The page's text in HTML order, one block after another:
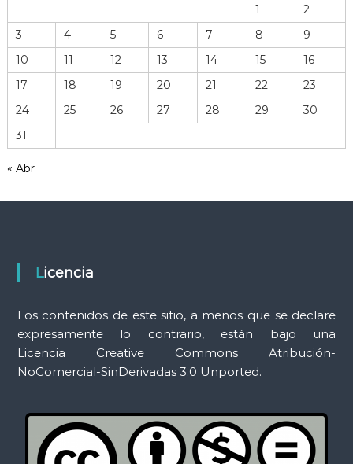
o
h
r
m
i
n
1
2
3
4 5 6 7 8
9
10
11 12 13 14 15
16
17
18 19 20 21 22
23
24
25 26 27 28 29
30
31
« Abr
Licencia
Los contenidos de este sitio, a menos que se declare
expresamente lo contrario, están bajo una
Licencia Creative Commons Atribución-
NoComercial-SinDerivadas 3.0 Unported.